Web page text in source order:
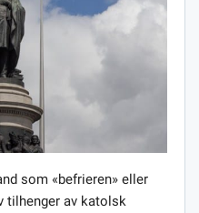
som «befrieren» eller
tilhenger av katolsk